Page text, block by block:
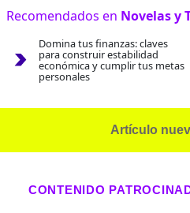
Recomendados en Novelas y
Domina tus finanzas: claves
para construir estabilidad
económica y cumplir tus metas
personales
Artículo
CONTENIDO